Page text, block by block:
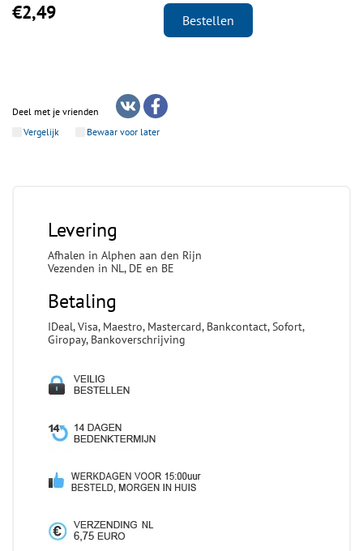
€2,49 Bestellen
Deel met je vrienden
Vergelijk
Bewaar voor later
Levering
Afhalen in Alphen aan den Rijn
Vezenden in NL, DE en BE
Betaling
IDeal, Visa, Maestro, Mastercard, Bankcontact, Sofort,
Giropay, Bankoverschrijving